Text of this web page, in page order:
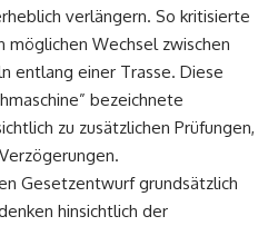
verlängern. So kritisierte
möglichen Wechsel zwischen
entlang einer Trasse. Diese
bezeichnete
zu zusätzlichen Prüfungen,
Gesetzentwurf grundsätzlich
hinsichtlich der